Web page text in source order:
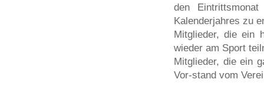
den
Kalenderjahres zu
Mitglieder, die ein
wieder am Sport
Mitglieder, die ein
Vor-stand vom